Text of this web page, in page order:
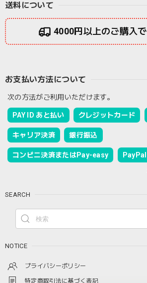
送料について
4000円以上のご購入で
お支払い方法について
次の方法がご利用いただけます。
PAY ID あと払い クレジットカード
キャリア決済 銀行振込
コンビニ決済またはPay-easy PayPal
SEARCH
NOTICE
プライバシーポリシー
特定商取引法に基づく表記